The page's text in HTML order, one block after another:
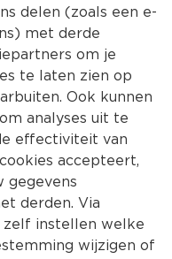
3-pack
delen (zoals een e-
met derde
om je
te laten zien op
Ook kunnen
analyses uit te
effectiviteit van
accepteert,
gegevens
derden. Via
zelf instellen welke
wijzigen of